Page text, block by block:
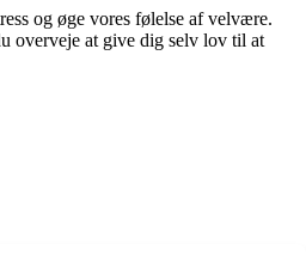
og øge vores følelse af velvære.
overveje at give dig selv lov til at